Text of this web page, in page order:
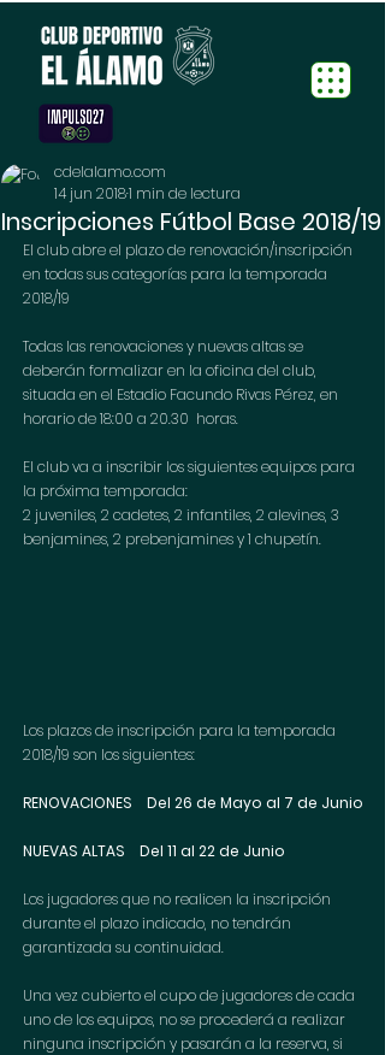
Inscripciones Fútbol Base 2018/19
cdelalamo.com
14 jun 20181 min de lectura
El club abre el plazo de renovación/inscripción
en todas sus categorías para la temporada
2018/19
Todas las renovaciones y nuevas altas se
deberán formalizar en la oficina del club,
situada en el Estadio Facundo Rivas Pérez, en
horario de 18:00 a 20.30  horas.
El club va a inscribir los siguientes equipos para
la próxima temporada:
2 juveniles, 2 cadetes, 2 infantiles, 2 alevines, 3
benjamines, 2 prebenjamines y 1 chupetín.
​Los plazos de inscripción para la temporada
2018/19 son los siguientes:
RENOVACIONES    Del 26 de Mayo al 7 de Junio
NUEVAS ALTAS    Del 11 al 22 de Junio
Los jugadores que no realicen la inscripción
durante el plazo indicado, no tendrán
garantizada su continuidad.
Una vez cubierto el cupo de jugadores de cada
uno de los equipos, no se procederá a realizar
ninguna inscripción y pasarán a la reserva, si